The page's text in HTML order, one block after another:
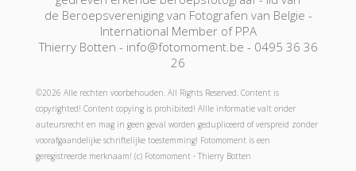
de Beroepsvereniging van Fotografen van Belgie -
International Member of PPA
Thierry Botten - info@fotomoment.be - 0495 36 36
26
©2026 Alle rechten voorbehouden. All Rights Reserved. Content is
copyrighted! Content copying is prohibited! Allle informatie valt onder
auteursrecht en mag in geen geval worden gedupliceerd of verspreid zonder
voorafgaandelijke schriftelijke toestemming! Fotomoment is een
geregistreerde merknaam! (c) Fotomoment - Thierry Botten